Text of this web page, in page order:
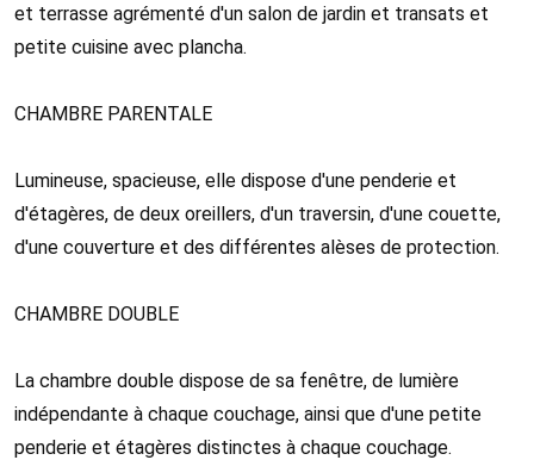
et terrasse agrémenté d'un salon de jardin et transats et
petite cuisine avec plancha.
CHAMBRE PARENTALE
Lumineuse, spacieuse, elle dispose d'une penderie et
d'étagères, de deux oreillers, d'un traversin, d'une couette,
d'une couverture et des différentes alèses de protection.
CHAMBRE DOUBLE
La chambre double dispose de sa fenêtre, de lumière
indépendante à chaque couchage, ainsi que d'une petite
penderie et étagères distinctes à chaque couchage.